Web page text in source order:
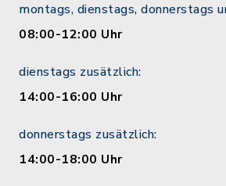
montags, dienstags, donnerstags
08:00-12:00 Uhr
dienstags zusätzlich:
14:00-16:00 Uhr
donnerstags zusätzlich:
14:00-18:00 Uhr